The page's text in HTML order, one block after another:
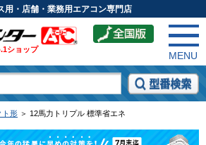
用・店舗・業務用エアコン専門店
ショップ
MENU
ト形 ＞ 12馬力トリプル 標準省エネ